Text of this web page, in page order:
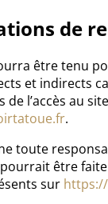
de
être tenu
et indirects
de l’accès au site
.
toute
être
sur